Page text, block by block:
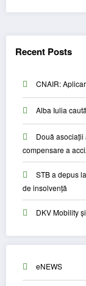
Recent Posts
CNAIR:
Alba Iulia
Două
compensare a
STB a depus
de insolvență
DKV Mobility
eNEWS